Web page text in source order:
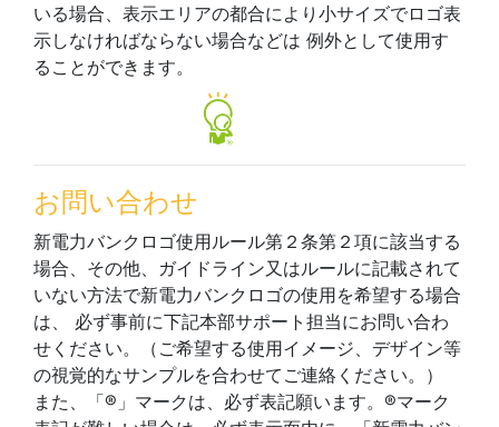
いる場合、表示エリアの都合により小サイズでロゴ表
示しなければならない場合などは 例外として使用す
ることができます。
お問い合わせ
新電力バンクロゴ使用ルール第２条第２項に該当する
場合、その他、ガイドライン又はルールに記載されて
いない方法で新電力バンクロゴの使用を希望する場合
は、 必ず事前に下記本部サポート担当にお問い合わ
せください。（ご希望する使用イメージ、デザイン等
の視覚的なサンプルを合わせてご連絡ください。）
また、「®」マークは、必ず表記願います。®マーク